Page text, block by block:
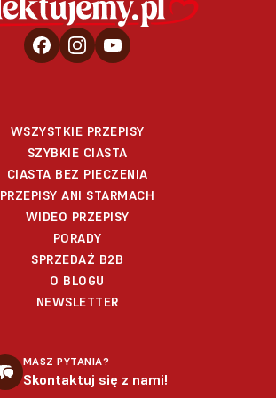
WSZYSTKIE PRZEPISY
SZYBKIE CIASTA
CIASTA BEZ PIECZENIA
PRZEPISY ANI STARMACH
WIDEO PRZEPISY
PORADY
SPRZEDAŻ B2B
O BLOGU
NEWSLETTER
MASZ PYTANIA?
Skontaktuj się z nami!